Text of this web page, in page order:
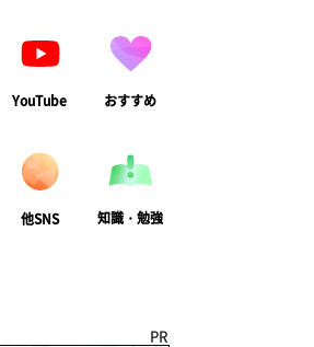
YouTube おすすめ
他SNS 知識・勉強
PR